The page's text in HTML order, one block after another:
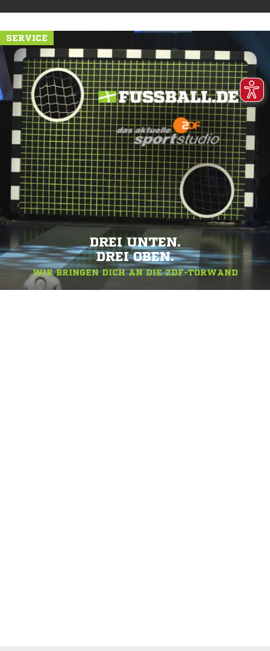
SERVICE
DREI UNTEN.
DREI OBEN.
WIR BRINGEN DICH AN DIE ZDF-TORWAND